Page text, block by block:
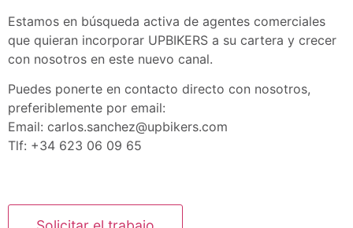
Estamos en búsqueda activa de agentes comerciales
que quieran incorporar UPBIKERS a su cartera y crecer
con nosotros en este nuevo canal.
Puedes ponerte en contacto directo con nosotros,
preferiblemente por email:
Email: carlos.sanchez@upbikers.com
Tlf: +34 623 06 09 65